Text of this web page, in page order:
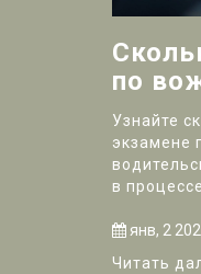
по
Узнайте
экзамене
в
янв, 2
Читать